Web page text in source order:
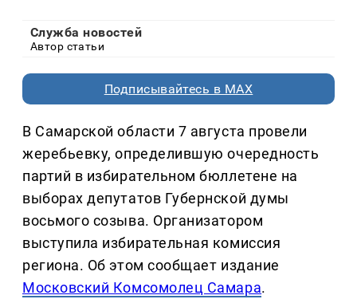
Служба новостей
Автор статьи
Подписывайтесь в MAX
В Самарской области 7 августа провели
жеребьевку, определившую очередность
партий в избирательном бюллетене на
выборах депутатов Губернской думы
восьмого созыва. Организатором
выступила избирательная комиссия
региона. Об этом сообщает издание
Московский Комсомолец Самара.